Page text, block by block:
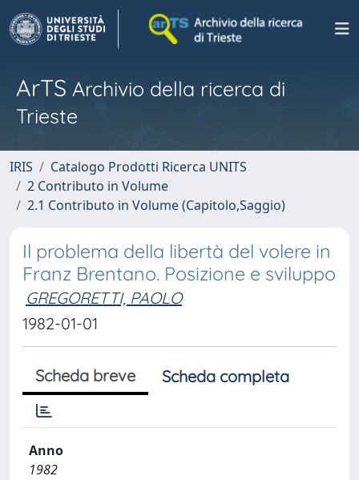
ArTS Archivio della ricerca di
Trieste
IRIS
Catalogo Prodotti Ricerca UNITS
2 Contributo in Volume
2.1 Contributo in Volume (Capitolo,Saggio)
Il problema della libertà del volere in
Franz Brentano. Posizione e sviluppo
GREGORETTI, PAOLO
1982-01-01
Scheda breve Scheda completa
Anno
1982